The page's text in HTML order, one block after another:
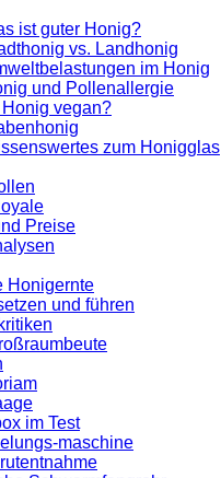
ist guter Honig?
vs. Landhonig
im Honig
und Pollenallergie
Honig vegan?
zum Honigglas
Preise
Honigernte
und führen
im Test
maschine